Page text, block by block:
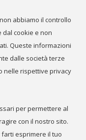
abbiamo il controllo
cookie e non
Queste informazioni
dalle società terze
nelle rispettive privacy
per permettere al
con il nostro sito.
esprimere il tuo